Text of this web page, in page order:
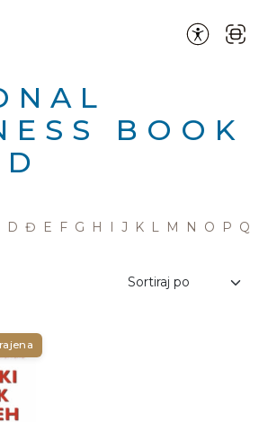
BOOK
D Đ E F G H I J K L M N O P Q